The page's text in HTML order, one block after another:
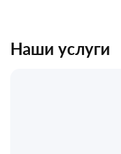
Наши услуги